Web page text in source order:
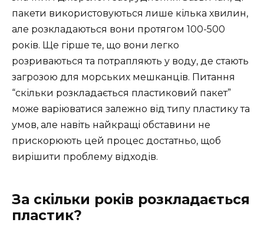
пакети використовуються лише кілька хвилин,
але розкладаються вони протягом 100-500
років. Ще гірше те, що вони легко
розриваються та потрапляють у воду, де стають
загрозою для морських мешканців. Питання
“скільки розкладається пластиковий пакет”
може варіюватися залежно від типу пластику та
умов, але навіть найкращі обставини не
прискорюють цей процес достатньо, щоб
вирішити проблему відходів.
За скільки років розкладається
пластик?